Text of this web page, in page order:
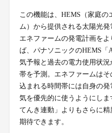
この機能は、HEMS（家庭
ム）から提供される太陽光
エネファームの発電計画を
ば、パナソニックのHEMS「
気予報と過去の電力使用状
帯を予測。エネファームは
込まれる時間帯には自身の
気を優先的に使うようにし
てんき連動」よりもさらに
期待できます。